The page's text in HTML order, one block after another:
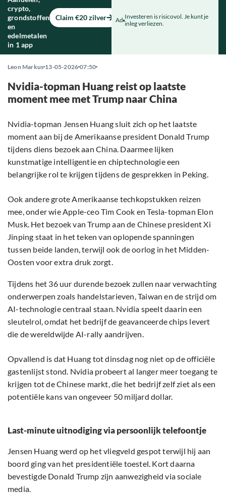
crypto,
grondstoffen
en
edelmetalen
in 1 app
Claim €20 zilver Ad Investeren is risicovol. Je kunt je
inleg verliezen.
Leon Markus 13-05-2026 07:50
Nvidia-topman Huang reist op laatste
moment mee met Trump naar China
Nvidia-topman Jensen Huang sluit zich op het laatste
moment aan bij de Amerikaanse president Donald Trump
tijdens diens bezoek aan China. Daarmee lijken
kunstmatige intelligentie en chiptechnologie een
belangrijke rol te krijgen tijdens de gesprekken in Peking.
Ook andere grote Amerikaanse techkopstukken reizen
mee, onder wie Apple-ceo Tim Cook en Tesla-topman Elon
Musk. Het bezoek van Trump aan de Chinese president Xi
Jinping staat in het teken van oplopende spanningen
tussen beide landen, terwijl ook de oorlog in het Midden-
Oosten voor extra druk zorgt.
Tijdens het 36 uur durende bezoek zullen naar verwachting
onderwerpen zoals handelstarieven, Taiwan en de strijd om
AI-technologie centraal staan. Nvidia speelt daarin een
sleutelrol, omdat het bedrijf de geavanceerde chips levert
die de wereldwijde AI-rally aandrijven.
Opvallend is dat Huang tot dinsdag nog niet op de officiële
gastenlijst stond. Nvidia probeert al langer meer toegang te
krijgen tot de Chinese markt, die het bedrijf zelf ziet als een
potentiële kans van ongeveer 50 miljard dollar.
Last-minute uitnodiging via persoonlijk telefoontje
Jensen Huang werd op het vliegveld gespot terwijl hij aan
boord ging van het presidentiële toestel. Kort daarna
bevestigde Donald Trump zijn aanwezigheid via sociale
media.